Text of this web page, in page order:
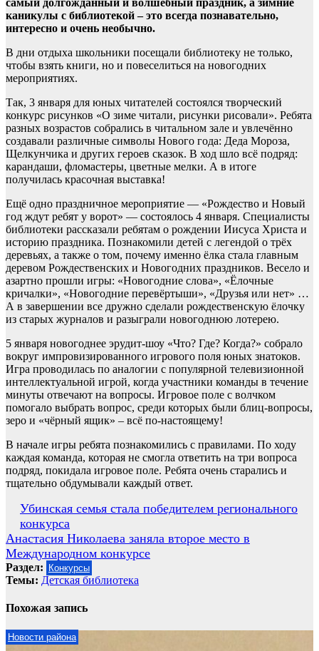
самый долгожданный и волшебный праздник, а зимние
каникулы с библиотекой – это всегда познавательно,
интересно и очень необычно.
В дни отдыха школьники посещали библиотеку не только,
чтобы взять книги, но и повеселиться на новогодних
мероприятиях.
Так, 3 января для юных читателей состоялся творческий
конкурс рисунков «О зиме читали, рисунки рисовали». Ребята
разных возрастов собрались в читальном зале и увлечённо
создавали различные символы Нового года: Деда Мороза,
Щелкунчика и других героев сказок. В ход шло всё подряд:
карандаши, фломастеры, цветные мелки. А в итоге
получилась красочная выставка!
Ещё одно праздничное мероприятие — «Рождество и Новый
год ждут ребят у ворот» — состоялось 4 января. Специалисты
библиотеки рассказали ребятам о рождении Иисуса Христа и
историю праздника. Познакомили детей с легендой о трёх
деревьях, а также о том, почему именно ёлка стала главным
деревом Рождественских и Новогодних праздников. Весело и
азартно прошли игры: «Новогодние слова», «Ёлочные
кричалки», «Новогодние перевёртыши», «Друзья или нет» …
А в завершении все дружно сделали рождественскую ёлочку
из старых журналов и разыграли новогоднюю лотерею.
5 января новогоднее эрудит-шоу «Что? Где? Когда?» собрало
вокруг импровизированного игрового поля юных знатоков.
Игра проводилась по аналогии с популярной телевизионной
интеллектуальной игрой, когда участники команды в течение
минуты отвечают на вопросы. Игровое поле с волчком
помогало выбрать вопрос, среди которых были блиц-вопросы,
зеро и «чёрный ящик» – всё по-настоящему!
В начале игры ребята познакомились с правилами. По ходу
каждая команда, которая не смогла ответить на три вопроса
подряд, покидала игровое поле. Ребята очень старались и
тщательно обдумывали каждый ответ.
Навигация
по
записям
Убинская семья стала победителем регионального
конкурса
Анастасия Николаева заняла второе место в
Международном конкурсе
Раздел: Конкурсы
Темы: Детская библиотека
Похожая запись
Новости района